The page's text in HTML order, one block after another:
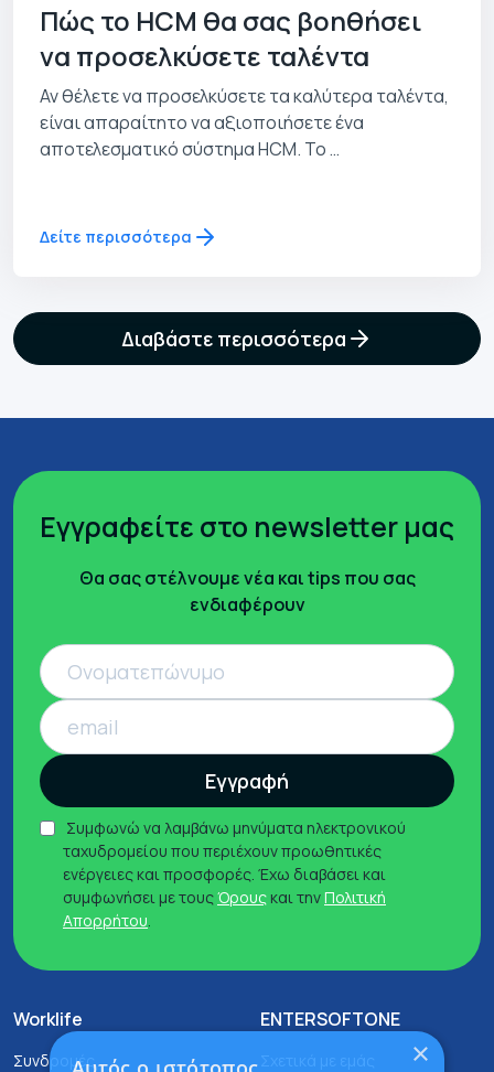
Πώς το HCM θα σας βοηθήσει
να προσελκύσετε ταλέντα
Αν θέλετε να προσελκύσετε τα καλύτερα ταλέντα,
είναι απαραίτητο να αξιοποιήσετε ένα
αποτελεσματικό σύστημα HCM. Το …
Δείτε περισσότερα
Διαβάστε περισσότερα
Εγγραφείτε στο newsletter μας
Θα σας στέλνουμε νέα και tips που σας
ενδιαφέρουν
Εγγραφή
Συμφωνώ να λαμβάνω μηνύματα ηλεκτρονικού
ταχυδρομείου που περιέχουν προωθητικές
ενέργειες και προσφορές. Έχω διαβάσει και
συμφωνήσει με τουςΌρουςκαι τηνΠολιτική
Απορρήτου.
Worklife
Συνδρομές
ENTERSOFTONE
Σχετικά με εμάς ×